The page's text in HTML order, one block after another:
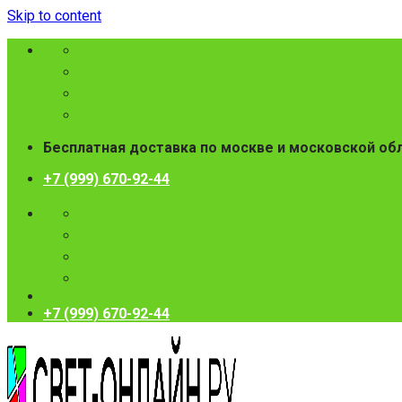
Skip to content
Бесплатная доставка по москве и московской
+7 (999) 670-92-44
+7 (999) 670-92-44